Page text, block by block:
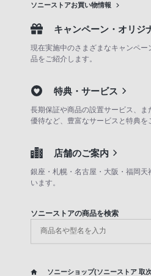
ソニーストアお買い物情報
キャンペーン・オリジ
現在実施中のさまざまなキャンペ
品をご紹介します。
特典・サービス
長期保証や商品の設置サービス、
優待など、豊富なサービスと特典を
店舗のご案内
銀座・札幌・名古屋・大阪・福岡
います。
ソニーストアの商品を検索
ソニーショップ(ソニーストア 取